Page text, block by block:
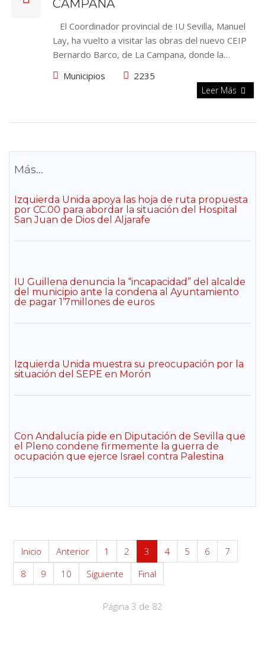
CAMPANA
El Coordinador provincial de IU Sevilla, Manuel
Lay, ha vuelto a visitar las obras del nuevo CEIP
Bernardo Barco, de La Campana, donde la…
Municipios
2235
Leer Más
Más...
Izquierda Unida apoya las hoja de ruta propuesta
por CC.00 para abordar la situación del Hospital
San Juan de Dios del Aljarafe
IU Guillena denuncia la “incapacidad” del alcalde
del municipio ante la condena al Ayuntamiento
de pagar 1’7millones de euros
Izquierda Unida muestra su preocupación por la
situación del SEPE en Morón
Con Andalucía pide en Diputación de Sevilla que
el Pleno condene firmemente la guerra de
ocupación que ejerce Israel contra Palestina
Inicio Anterior 1 2 3 4 5 6
7
8
9 10 Siguiente Final
Página 3 de 82